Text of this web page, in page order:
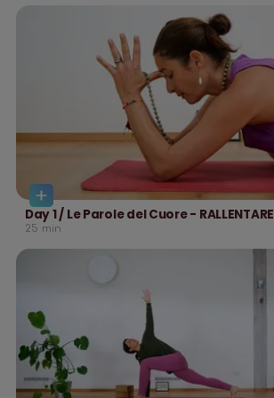
Day 1 / Le Parole del Cuore - RALLENTARE
25 min